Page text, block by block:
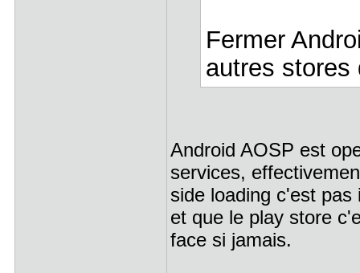
Fermer
autres stores
Android AOSP est
services,
side loading c'est
et que le play store
face si jamais.